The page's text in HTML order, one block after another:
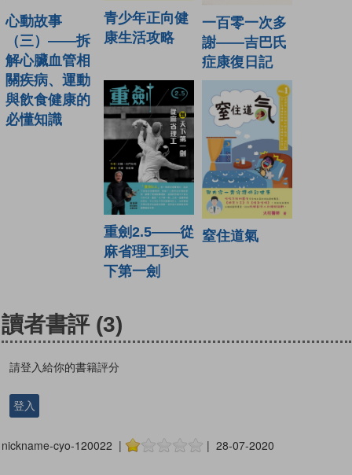
心動故事
（三）——拆
解心臟血管相
關疾病、運動
與飲食健康的
必懂知識
青少年正向健
康生活攻略
一百零一次多
謝——吉巴氏
症康復日記
重劍2.5——從
麻省理工到天
下第一劍
窒住道氣
讀者書評 (3)
請登入給你的書籍評分
登入
nickname-cyo-120022 | | 28-07-2020